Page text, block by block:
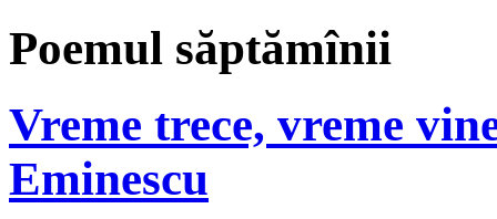
Poemul săptămînii
Vreme trece, vreme
Eminescu